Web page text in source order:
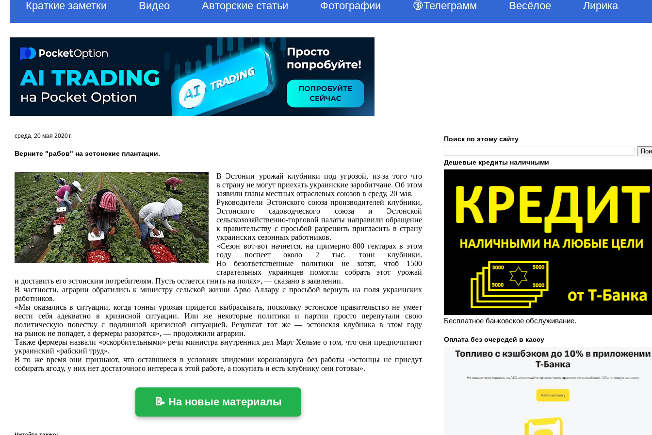
Краткие заметки Видео Авторские статьи Фотографии 🔞Телеграмм Весёлое Лирика
среда, 20 мая 2020 г.
Верните "рабов" на эстонские плантации.
В Эстонии урожай клубники под угрозой, из-за того что
в страну не могут приехать украинские заробитчане. Об этом
заявили главы местных отраслевых союзов в среду, 20 мая.
Руководители Эстонского союза производителей клубники,
Эстонского садоводческого союза и Эстонской
сельскохозяйственно-торговой палаты направили обращение
к правительству с просьбой разрешить пригласить в страну
украинских сезонных работников.
«Сезон вот-вот начнется, на примерно 800 гектарах в этом
году поспеет около 2 тыс. тонн клубники.
Но безответственные политики не хотят, чтоб 1500
старательных украинцев помогли собрать этот урожай
и доставить его эстонским потребителям. Пусть остается гнить на полях», — сказано в заявлении.
В частности, аграрии обратились к министру сельской жизни Арво Аллару с просьбой вернуть на поля украинских
работников.
«Мы оказались в ситуации, когда тонны урожая придется выбрасывать, поскольку эстонское правительство не умеет
вести себя адекватно в кризисной ситуации. Или же некоторые политики и партии просто перепутали свою
политическую повестку с подлинной кризисной ситуацией. Результат тот же — эстонская клубника в этом году
на рынок не попадет, а фермеры разорятся», — продолжили аграрии.
Также фермеры назвали «оскорбительными» речи министра внутренних дел Март Хельме о том, что они предпочитают
украинский «рабский труд».
В то же время они признают, что оставшиеся в условиях эпидемии коронавируса без работы «эстонцы не приедут
собирать ягоду, у них нет достаточного интереса к этой работе, а покупать и есть клубнику они готовы».
📝 На новые материалы
Поиск по этому сайту
Дешевые кредиты наличными
Бесплатное банковское обслуживание.
Оплата без очередей в кассу